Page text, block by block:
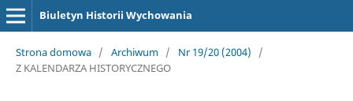
Biuletyn Historii Wychowania
Strona domowa / Archiwum / Nr 19/20 (2004)
/
Z KALENDARZA HISTORYCZNEGO